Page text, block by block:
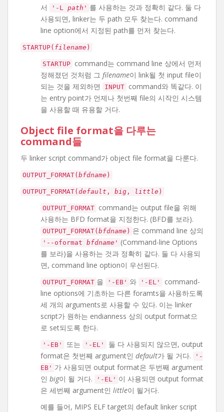
서
'-L path ' 를 사용하는 것과 정확히 같다. 둘 다
사용되면, linker는 두 path 모두 찾는다. command
line option에서 지정된 path를 먼저 찾는다.
STARTUP( filename )
STARTUP command는 command line 상에서 먼저
정해졌던 것처럼 그 filename이 link될 첫 input file이
되는 것을 제외하면
INPUT command와 똑같다. 이
는 entry point가 언제나 첫번째 file의 시작인 시스템
을 사용할 때 유용할 거다.
Object file format을 다루는
command들
두 linker script command가 object file format을 다룬다.
OUTPUT_FORMAT( bfdname )
OUTPUT_FORMAT( default , big , little )
OUTPUT_FORMAT command는 output file을 위해
사용하는 BFD format을 지정한다. (BFD를 보라).
OUTPUT_FORMAT( bfdname ) 은 command line 상의
'--oformat bfdname ' (Command-line Options
를 보라)을 사용하는 것과 정확히 같다. 둘 다 사용되
면, command line option이 우선된다.
OUTPUT_FORMAT 을 '-EB' 와 '-EL'
command-
line options에 기초하는 다른 foramts을 사용하도록
세 개의 arguments로 사용할 수 있다. 이는 linker
script가 원하는 endianness 상의 output format으
로 set되도록 한다.
'-EB' 또는 '-EL'
둘 다 사용되지 않으면, output
format은 첫번째 argument인 default가 될 거다.
'-
EB' 가 사용되면 output format은 두번째 argument
인 big이 될 거다. '-EL' 이 사용되면 output format
은 세번째 argument인 little이 될거다.
예를 들어, MIPS ELF target의 default linker script